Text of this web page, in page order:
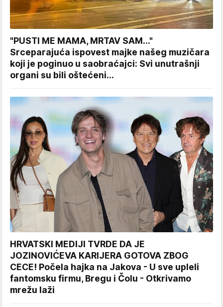
"PUSTI ME MAMA, MRTAV SAM..."
Srceparajuća ispovest majke našeg muzičara
koji je poginuo u saobraćajci: Svi unutrašnji
organi su bili oštećeni...
HRVATSKI MEDIJI TVRDE DA JE
JOZINOVIĆEVA KARIJERA GOTOVA ZBOG
CECE! Počela hajka na Jakova - U sve upleli
fantomsku firmu, Bregu i Čolu - Otkrivamo
mrežu laži